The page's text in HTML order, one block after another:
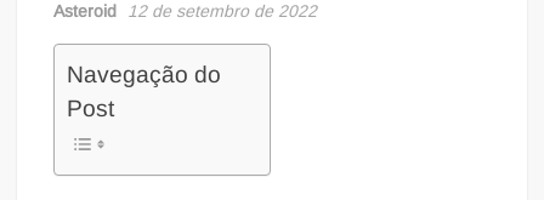
Asteroid 12 de setembro de 2022
Navegação do
Post